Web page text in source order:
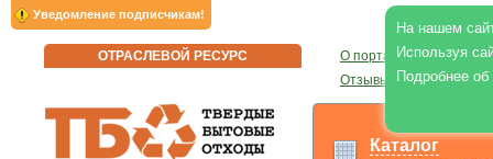
Уведомление подписчикам!
На нашем
Используя
Подробнее
ОТРАСЛЕВОЙ РЕСУРС О портале| О журнале|
Отзывы
| Реклама на
Каталог